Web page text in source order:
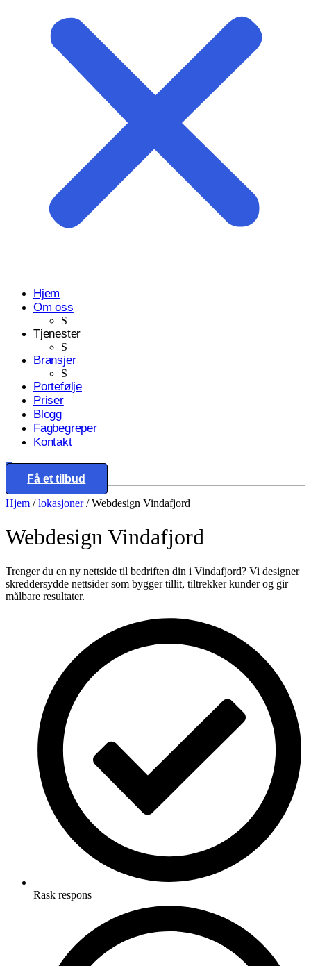
Hjem
Om oss
S
Tjenester
S
Bransjer
S
Portefølje
Priser
Blogg
Fagbegreper
Kontakt
Eng
Få et tilbud
Start prosjektet ditt med oss
Klar til å gjøre ideen din om til en kraftfull digital opplevelse?
Hjem /lokasjoner/Webdesign Vindafjord
WebdesignVindafjord
Trenger du en ny nettside til bedriften din i Vindafjord? Vi designer
skreddersydde nettsider som bygger tillit, tiltrekker kunder og gir
målbare resultater.
Rask respons